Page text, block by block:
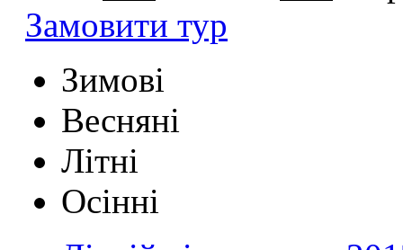
Замовити тур
Зимові
Весняні
Літні
Осінні